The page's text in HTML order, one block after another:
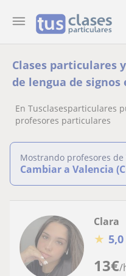
Clases particulares
de lengua de signos
En Tusclasesparticulares
profesores particulares
Mostrando profesores de
Cambiar a Valencia
13€/
Clara
★ 5,0